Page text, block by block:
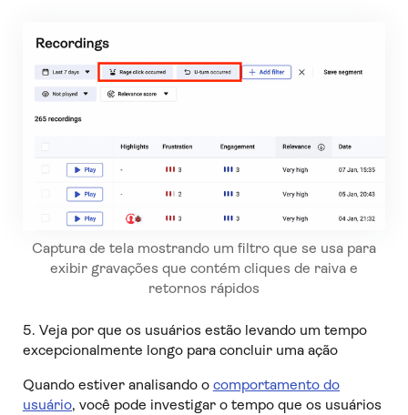
Captura de tela mostrando um filtro que se usa para
exibir gravações que contém cliques de raiva e
retornos rápidos
5. Veja por que os usuários estão levando um tempo
excepcionalmente longo para concluir uma ação
Quando estiver analisando o comportamento do
usuário, você pode investigar o tempo que os usuários